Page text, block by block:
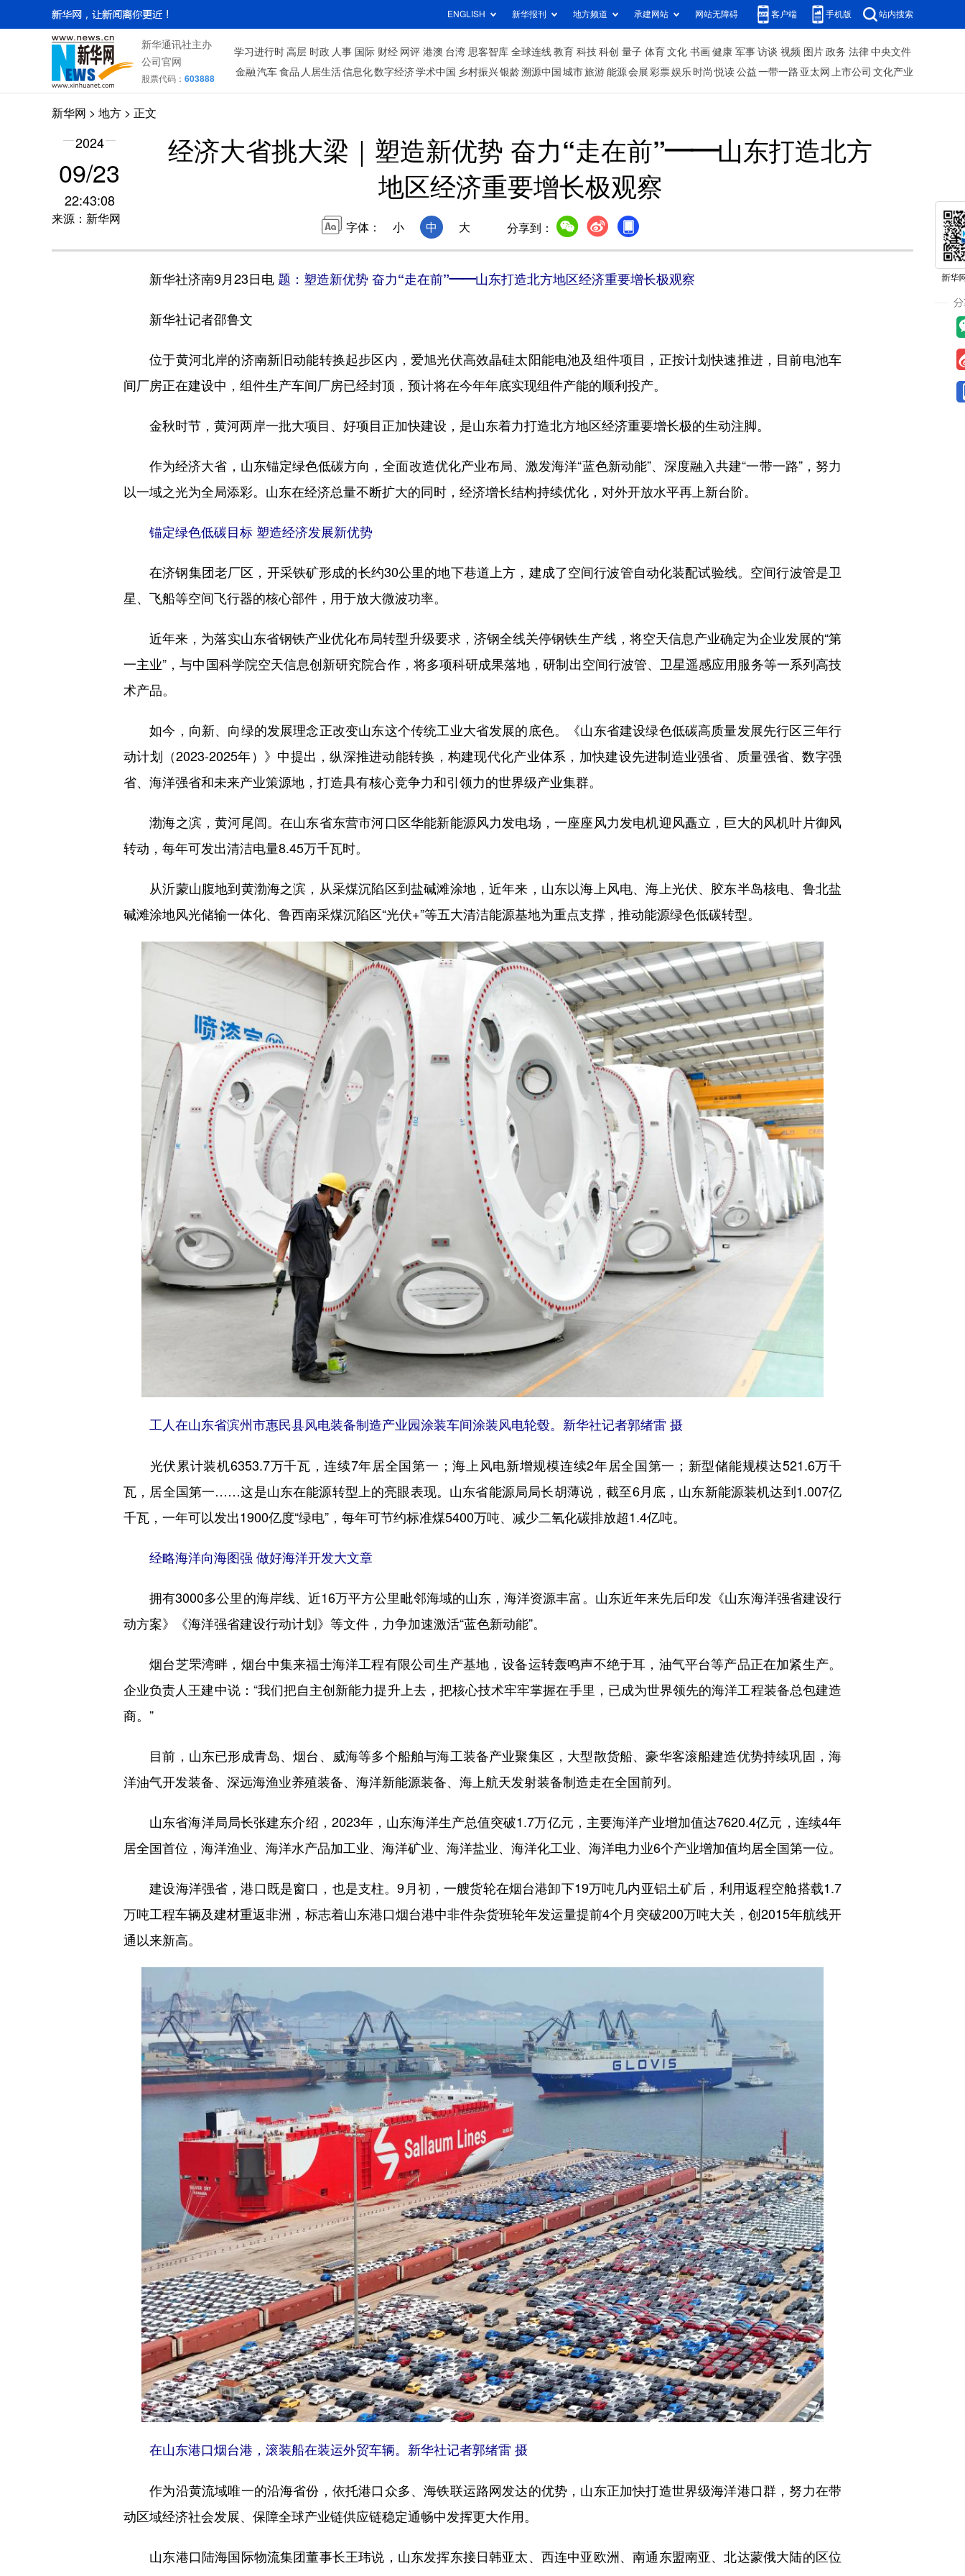
ENGLISH 新华报刊 地方频道 承建网站 网站无障碍 客户端 手机版 站内搜索
新华通讯社主办
公司官网
股票代码： 603888
学习进行时 高层 时政 人事 国际 财经 网评 港澳 台湾 思客智库 全球连线 教育 科技 科创 量子 体育 文化 书画 健康 军事 访谈 视频 图片 政务 法律 中央文件
金融 汽车 食品 人居生活信息化数字经济学术中国 乡村振兴银龄溯源中国 城市旅游 能源 会展 彩票娱乐 时尚 悦读 公益 一带一路 亚太网 上市公司 文化产业
新华网 > 地方 > 正文
2024
09/23
22:43:08
来源：新华网
经济大省挑大梁｜塑造新优势 奋力“走在前”——山东打造北方
地区经济重要增长极观察
字体： 小 中 大 分享到：
新华社济南9月23日电 题：塑造新优势 奋力“走在前”——山东打造北方地区经济重要增长极观察
新华社记者邵鲁文
位于黄河北岸的济南新旧动能转换起步区内，爱旭光伏高效晶硅太阳能电池及组件项目，正按计划快速推进，目前电池车
间厂房正在建设中，组件生产车间厂房已经封顶，预计将在今年年底实现组件产能的顺利投产。
金秋时节，黄河两岸一批大项目、好项目正加快建设，是山东着力打造北方地区经济重要增长极的生动注脚。
作为经济大省，山东锚定绿色低碳方向，全面改造优化产业布局、激发海洋“蓝色新动能”、深度融入共建“一带一路”，努力
以一域之光为全局添彩。山东在经济总量不断扩大的同时，经济增长结构持续优化，对外开放水平再上新台阶。
锚定绿色低碳目标 塑造经济发展新优势
在济钢集团老厂区，开采铁矿形成的长约30公里的地下巷道上方，建成了空间行波管自动化装配试验线。空间行波管是卫
星、飞船等空间飞行器的核心部件，用于放大微波功率。
近年来，为落实山东省钢铁产业优化布局转型升级要求，济钢全线关停钢铁生产线，将空天信息产业确定为企业发展的“第
一主业”，与中国科学院空天信息创新研究院合作，将多项科研成果落地，研制出空间行波管、卫星遥感应用服务等一系列高技
术产品。
如今，向新、向绿的发展理念正改变山东这个传统工业大省发展的底色。《山东省建设绿色低碳高质量发展先行区三年行
动计划（2023-2025年）》中提出，纵深推进动能转换，构建现代化产业体系，加快建设先进制造业强省、质量强省、数字强
省、海洋强省和未来产业策源地，打造具有核心竞争力和引领力的世界级产业集群。
渤海之滨，黄河尾闾。在山东省东营市河口区华能新能源风力发电场，一座座风力发电机迎风矗立，巨大的风机叶片御风
转动，每年可发出清洁电量8.45万千瓦时。
从沂蒙山腹地到黄渤海之滨，从采煤沉陷区到盐碱滩涂地，近年来，山东以海上风电、海上光伏、胶东半岛核电、鲁北盐
碱滩涂地风光储输一体化、鲁西南采煤沉陷区“光伏+”等五大清洁能源基地为重点支撑，推动能源绿色低碳转型。
工人在山东省滨州市惠民县风电装备制造产业园涂装车间涂装风电轮毂。新华社记者郭绪雷 摄
光伏累计装机6353.7万千瓦，连续7年居全国第一；海上风电新增规模连续2年居全国第一；新型储能规模达521.6万千
瓦，居全国第一……这是山东在能源转型上的亮眼表现。山东省能源局局长胡薄说，截至6月底，山东新能源装机达到1.007亿
千瓦，一年可以发出1900亿度“绿电”，每年可节约标准煤5400万吨、减少二氧化碳排放超1.4亿吨。
经略海洋向海图强 做好海洋开发大文章
拥有3000多公里的海岸线、近16万平方公里毗邻海域的山东，海洋资源丰富。山东近年来先后印发《山东海洋强省建设行
动方案》《海洋强省建设行动计划》等文件，力争加速激活“蓝色新动能”。
烟台芝罘湾畔，烟台中集来福士海洋工程有限公司生产基地，设备运转轰鸣声不绝于耳，油气平台等产品正在加紧生产。
企业负责人王建中说：“我们把自主创新能力提升上去，把核心技术牢牢掌握在手里，已成为世界领先的海洋工程装备总包建造
商。”
目前，山东已形成青岛、烟台、威海等多个船舶与海工装备产业聚集区，大型散货船、豪华客滚船建造优势持续巩固，海
洋油气开发装备、深远海渔业养殖装备、海洋新能源装备、海上航天发射装备制造走在全国前列。
山东省海洋局局长张建东介绍，2023年，山东海洋生产总值突破1.7万亿元，主要海洋产业增加值达7620.4亿元，连续4年
居全国首位，海洋渔业、海洋水产品加工业、海洋矿业、海洋盐业、海洋化工业、海洋电力业6个产业增加值均居全国第一位。
建设海洋强省，港口既是窗口，也是支柱。9月初，一艘货轮在烟台港卸下19万吨几内亚铝土矿后，利用返程空舱搭载1.7
万吨工程车辆及建材重返非洲，标志着山东港口烟台港中非件杂货班轮年发运量提前4个月突破200万吨大关，创2015年航线开
通以来新高。
在山东港口烟台港，滚装船在装运外贸车辆。新华社记者郭绪雷 摄
作为沿黄流域唯一的沿海省份，依托港口众多、海铁联运路网发达的优势，山东正加快打造世界级海洋港口群，努力在带
动区域经济社会发展、保障全球产业链供应链稳定通畅中发挥更大作用。
山东港口陆海国际物流集团董事长王玮说，山东发挥东接日韩亚太、西连中亚欧洲、南通东盟南亚、北达蒙俄大陆的区位